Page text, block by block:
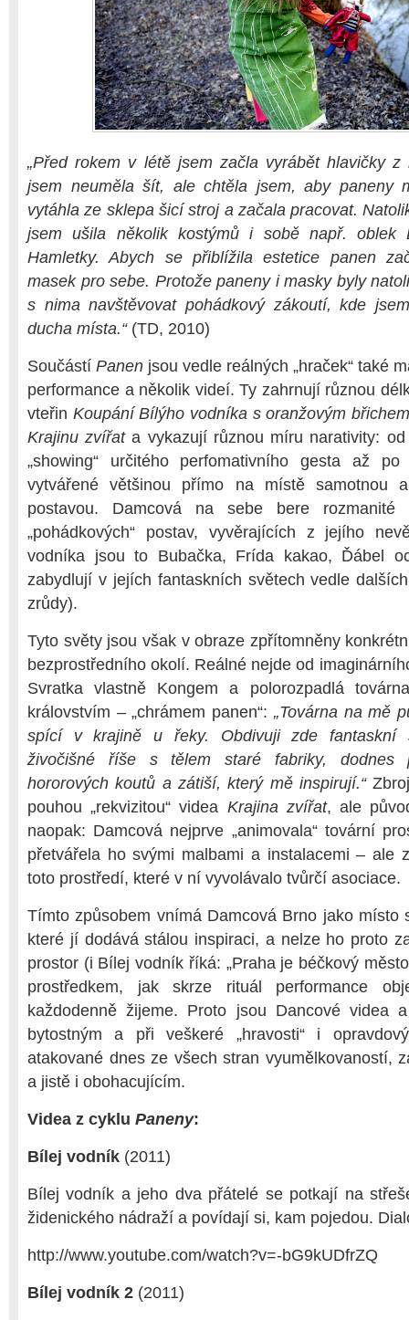
„Před rokem v létě jsem začla vyrábět hlavičky
jsem neuměla šít, ale chtěla jsem, aby paneny
vytáhla ze sklepa šicí stroj a začala pracovat.
jsem ušila několik kostýmů i sobě např. oblek
Hamletky. Abych se přiblížila estetice panen
masek pro sebe. Protože paneny i masky byly
s nima navštěvovat pohádkový zákoutí, kde
ducha místa.“(TD, 2010)
Součástí Panen jsou vedle reálných „hraček“ také
performance a několik videí. Ty zahrnují různou
vteřin Koupání Bílýho vodníka s oranžovým břichem
Krajinu zvířata vykazují různou míru narativity: od
„showing“ určitého perfomativního gesta až po
vytvářené většinou přímo na místě samotnou
postavou. Damcová na sebe bere rozmanité
„pohádkových“ postav, vyvěrajících z jejího
vodníka jsou to Bubačka, Frída kakao, Ďábel
zabydlují v jejích fantaskních světech vedle
zrůdy).
Tyto světy jsou však v obraze zpřítomněny
bezprostředního okolí. Reálné nejde od
Svratka vlastně Kongem a polorozpadlá
královstvím – „chrámem panen“: „Továrna na mě
spící v krajině u řeky. Obdivuji zde fantaskní
živočišné říše s tělem staré fabriky, dodnes
hororových koutů a zátiší, který mě inspirují.“
pouhou „rekvizitou“ videa Krajina zvířat, ale
naopak: Damcová nejprve „animovala“ tovární
přetvářela ho svými malbami a instalacemi – ale
toto prostředí, které v ní vyvolávalo tvůrčí asociace.
Tímto způsobem vnímá Damcová Brno jako místo
které jí dodává stálou inspiraci, a nelze ho proto
prostor (i Bílej vodník říká: „Praha je béčkový
prostředkem, jak skrze rituál performance
každodenně žijeme. Proto jsou Dancové videa
bytostným a při veškeré „hravosti“ i
atakované dnes ze všech stran vyumělkovaností,
a jistě i obohacujícím.
Videa z cyklu Paneny:
Bílej vodník (2011)
Bílej vodník a jeho dva přátelé se potkají na
židenického nádraží a povídají si, kam pojedou.
http://www.youtube.com/watch?v=-bG9kUDfrZQ
Bílej vodník 2 (2011)